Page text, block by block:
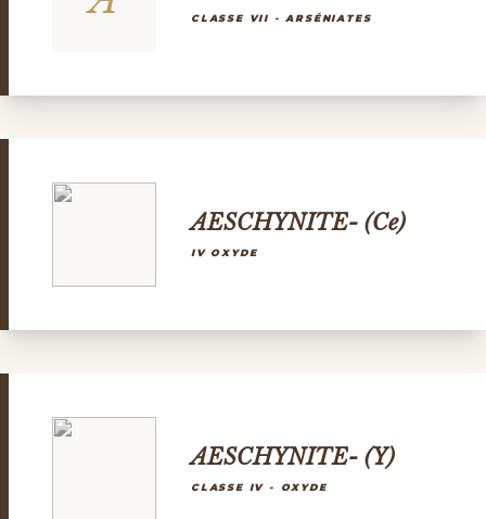
CLASSE VII - ARSÉNIATES
AESCHYNITE- (Ce)
IV OXYDE
AESCHYNITE- (Y)
CLASSE IV - OXYDE